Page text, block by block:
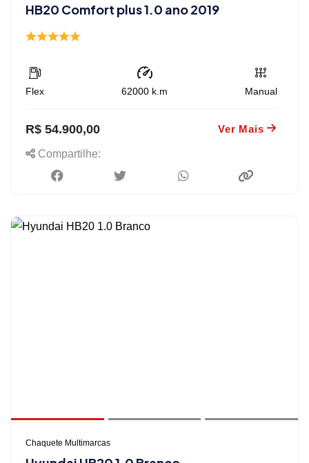
HB20 Comfort plus 1.0 ano 2019
Flex 62000 k.m Manual
R$ 54.900,00 Ver Mais
Compartilhe:
Chaquete Multimarcas